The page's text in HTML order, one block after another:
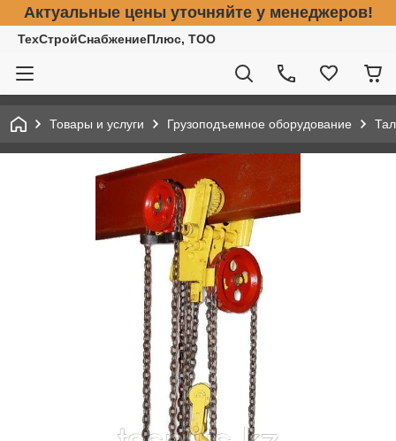
Актуальные цены уточняйте у менеджеров!
ТехСтройСнабжениеПлюс, ТОО
Товары и услуги Грузоподъемное оборудование